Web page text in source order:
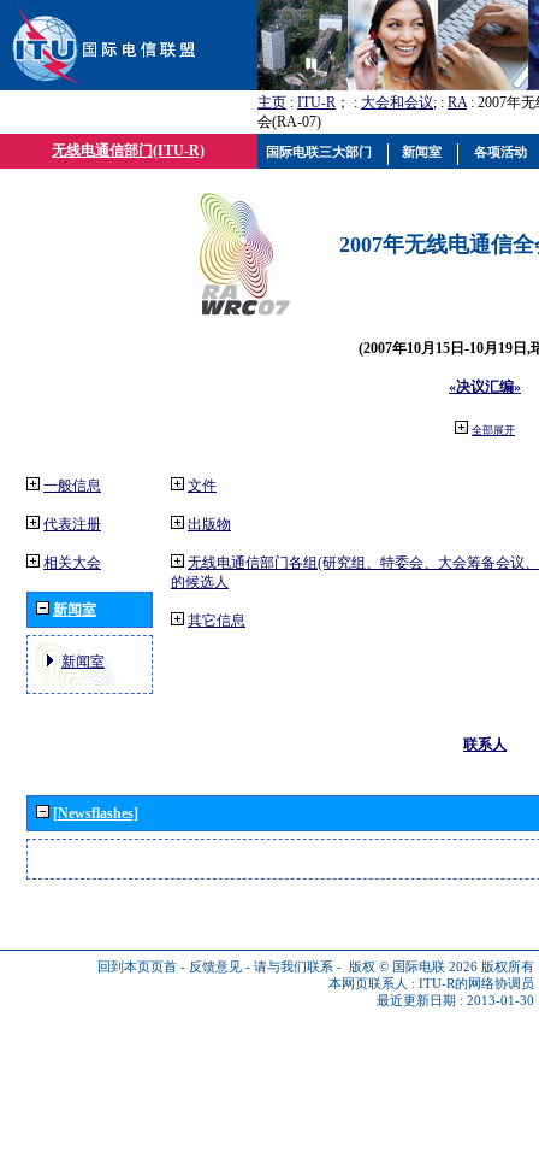
主页 : ITU-R ； : 大会和会议; : RA: 2007年
会(RA-07)
无线电通信部门(ITU-R)
2007年无线电通信
(2007年10月15日-10月19日,
«决议汇编»
全部展开
一般信息
代表注册
相关大会
新闻室
新闻室
文件
出版物
无线电通信部门各组(研究组、特委会、大会筹备会议
的候选人
其它信息
联系人
[Newsflashes]
回到本页页首 - 反馈意见 - 请与我们联系 - 版权 © 国际电联 2026 版权所有
本网页联系人 : ITU-R的网络协调员
最近更新日期 : 2013-01-30
国际电联三大部门 新闻室 各项活动